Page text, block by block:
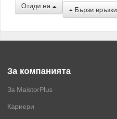
Отиди на
Бързи връзки
За компанията
За MaistorPlus
Кариери